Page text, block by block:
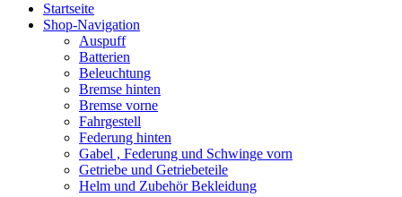
Startseite
Shop-Navigation
Auspuff
Batterien
Beleuchtung
Bremse hinten
Bremse vorne
Fahrgestell
Federung hinten
Gabel , Federung und Schwinge vorn
Getriebe und Getriebeteile
Helm und Zubehör Bekleidung